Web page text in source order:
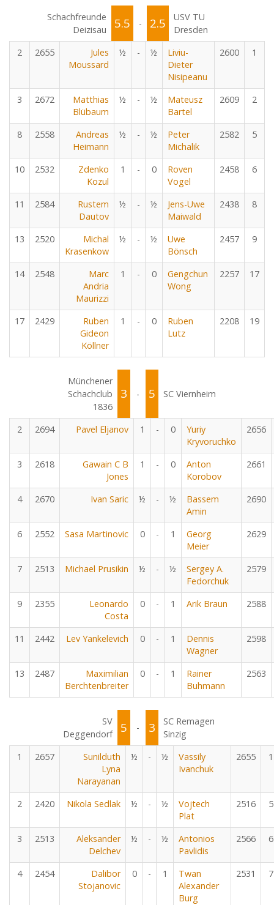
Schachfreunde
Deizisau
5.5 - 2.5
USV TU
Dresden
2
2655
Jules
Moussard
½ - ½
Liviu-
Dieter
Nisipeanu
2600 1
3 2672
Matthias
Blübaum
½ - ½
Mateusz
Bartel
2609 2
8 2558
Andreas
Heimann
½ - ½
Peter
Michalik
2582 5
10 2532
Zdenko
Kozul
1 - 0
Roven
Vogel
2458 6
11 2584
Rustem
Dautov
½ - ½
Jens-Uwe
Maiwald
2438 8
13 2520
Michal
Krasenkow
½ - ½
Uwe
Bönsch
2457 9
14 2548
Marc
Andria
Maurizzi
1 - 0
Gengchun
Wong
2257 17
17 2429
Ruben
Gideon
Köllner
1 - 0
Ruben
Lutz
2208 19
Münchener
Schachclub
1836
3 - 5 SC Viernheim
2 2694 Pavel Eljanov 1 - 0
Yuriy
Kryvoruchko
2656
3 2618
Gawain C B
Jones
1 - 0
Anton
Korobov
2661
4 2670 Ivan Saric ½ - ½
Bassem
Amin
2690
6 2552 Sasa Martinovic 0 - 1
Georg
Meier
2629
7 2513 Michael Prusikin ½ - ½
Sergey A.
Fedorchuk
2579
9 2355
Leonardo
Costa
0 - 1 Arik Braun 2588
11 2442 Lev Yankelevich 0 - 1
Dennis
Wagner
2598
13 2487
Maximilian
Berchtenbreiter
0 - 1
Rainer
Buhmann
2563
SV
Deggendorf
5 - 3
SC Remagen
Sinzig
1
2657
Sunilduth
Lyna
Narayanan
½ - ½
Vassily
Ivanchuk
2655 1
2 2420 Nikola Sedlak ½ - ½
Vojtech
Plat
2516 5
3 2513
Aleksander
Delchev
½ - ½
Antonios
Pavlidis
2566 6
4 2454
Dalibor
Stojanovic
0 - 1
Twan
Alexander
Burg
2531 7